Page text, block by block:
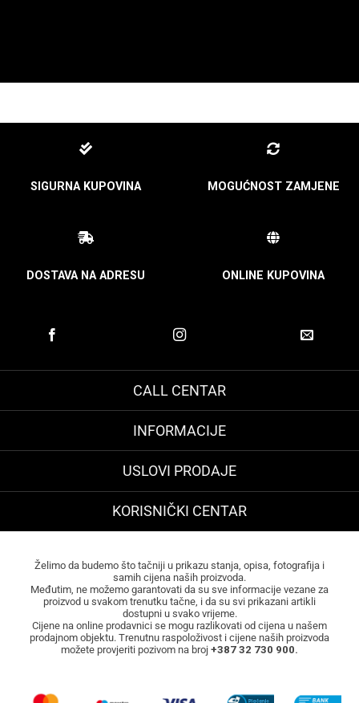
SIGURNA KUPOVINA MOGUĆNOST ZAMJENE
DOSTAVA NA ADRESU ONLINE KUPOVINA
CALL CENTAR
INFORMACIJE
USLOVI PRODAJE
KORISNIČKI CENTAR
Želimo da budemo što tačniji u prikazu stanja, opisa, fotografija i
samih cijena naših proizvoda.
Međutim, ne možemo garantovati da su sve informacije vezane za
proizvod u svakom trenutku tačne, i da su svi prikazani artikli
dostupni u svako vrijeme.
Cijene na online prodavnici se mogu razlikovati od cijena u našem
prodajnom objektu. Trenutnu raspoloživost i cijene naših proizvoda
možete provjeriti pozivom na broj +387 32 730 900.